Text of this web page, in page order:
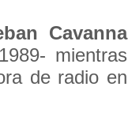
Cavanna
mientras
de radio en